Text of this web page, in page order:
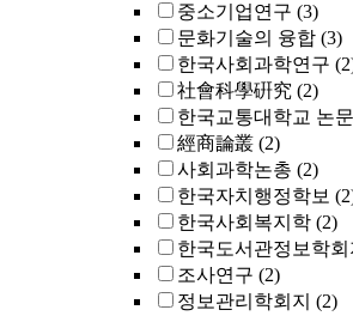
중소기업연구 (3)
문화기술의 융합 (3)
한국사회과학연구
社會科學硏究 (2)
한국교통대학교 논
經商論叢 (2)
사회과학논총 (2)
한국자치행정학보
한국사회복지학 (2)
한국도서관정보학회
조사연구 (2)
정보관리학회지 (2)